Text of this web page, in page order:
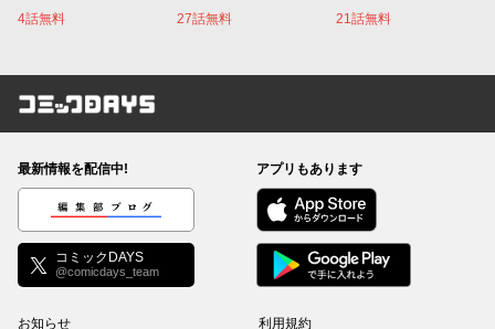
4話無料 27話無料 21話無料
コミックDAYS
最新情報を配信中!
編集部ブログ
コミックDAYS
@comicdays_team
アプリもあります
お知らせ 利用規約